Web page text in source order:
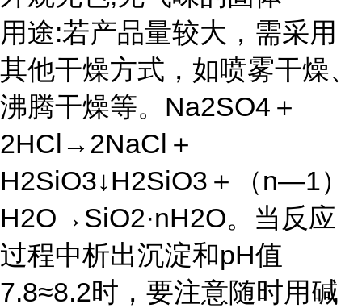
用途:若产品量较大，需采用
其他干燥方式，如喷雾干燥、
沸腾干燥等。Na2SO4＋
2HCl→2NaCl＋
H2SiO3↓H2SiO3＋（n—1）
H2O→SiO2·nH2O。当反应
过程中析出沉淀和pH值
7.8≈8.2时，要注意随时用碱